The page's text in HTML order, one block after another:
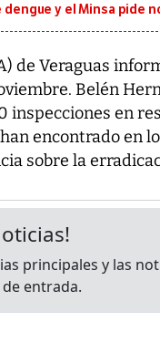
y el Minsa pide
de Veraguas
Belén
en
encontrado en
sobre la